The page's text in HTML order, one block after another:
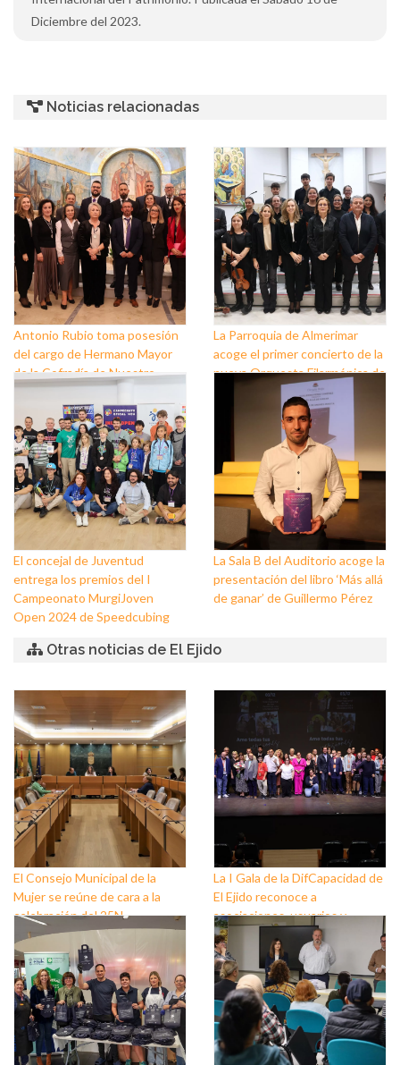
Diciembre del 2023.
Noticias relacionadas
Antonio Rubio toma posesión
del cargo de Hermano Mayor
de la Cofradía de Nuestro
Padre Jesús Nazareno y
Nuestra Señora de los Dolores
de Balerma
La Parroquia de Almerimar
acoge el primer concierto de la
nueva Orquesta Filarmónica de
El concejal de Juventud
entrega los premios del I
Campeonato MurgiJoven
Open 2024 de Speedcubing
La Sala B del Auditorio acoge la
presentación del libro ‘Más allá
de ganar’ de Guillermo Pérez
Otras noticias de El Ejido
El Consejo Municipal de la
Mujer se reúne de cara a la
celebración del 25N
La I Gala de la DifCapacidad de
El Ejido reconoce a
asociaciones, usuarios y
personas que trabajan a favor
de este colectivo